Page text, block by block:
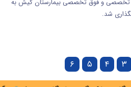
تخصصی و فوق تخصصی بیمارستان کیش به
شد.
۳ ۴ ۵ ۶